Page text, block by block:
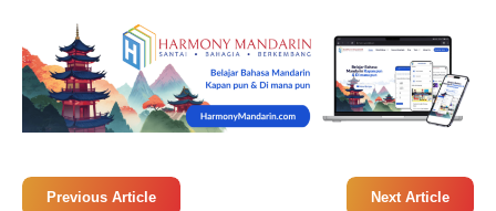
Previous Article Next Article